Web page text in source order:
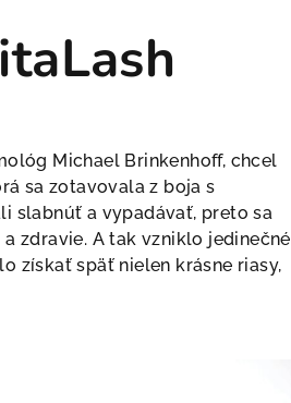
Michael Brinkenhoff, chcel
sa zotavovala z boja s
slabnúť a vypadávať, preto sa
zdravie. A tak vzniklo jedinečné
získať späť nielen krásne riasy,